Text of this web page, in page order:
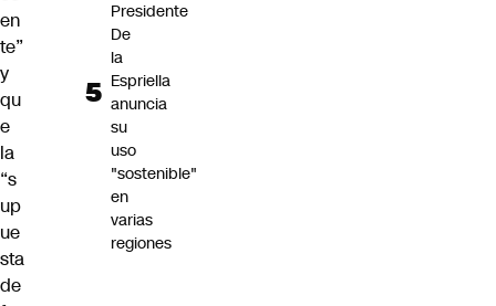
en
te”
y
qu
e
la
“s
up
ue
sta
de
Presidente
De
la
Espriella
anuncia
su
uso
"sostenible"
en
varias
regiones